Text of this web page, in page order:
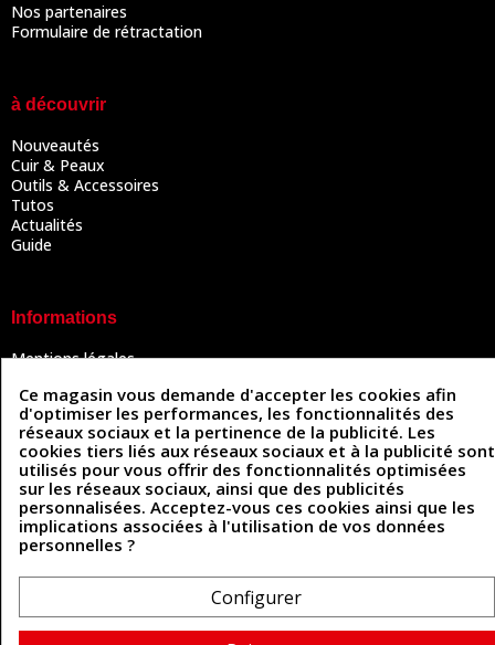
Nos partenaires
Formulaire de rétractation
à découvrir
Nouveautés
Cuir & Peaux
Outils & Accessoires
Tutos
Actualités
Guide
Informations
Mentions légales
Politique de confidentialité
Politique des cookies
Contactez-nous
Coordonnées
493 Chemin de Catougnac
contact@cuirenstock.com
Ce magasin vous demande d'accepter les cookies afin
d'optimiser les performances, les fonctionnalités des
réseaux sociaux et la pertinence de la publicité. Les
cookies tiers liés aux réseaux sociaux et à la publicité sont
utilisés pour vous offrir des fonctionnalités optimisées
sur les réseaux sociaux, ainsi que des publicités
personnalisées. Acceptez-vous ces cookies ainsi que les
implications associées à l'utilisation de vos données
personnelles ?
Configurer